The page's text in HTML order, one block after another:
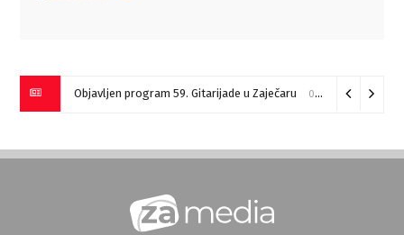
Objavljen program 59. Gitarijade u Zaječaru 07/08/2026